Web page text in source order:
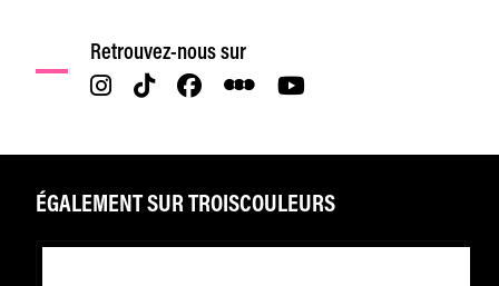
Retrouvez-nous sur
ÉGALEMENT SUR TROISCOULEURS